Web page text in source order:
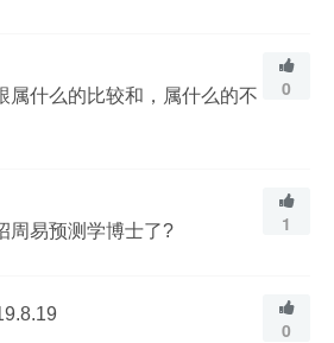
0
属什么的比较和，属什么的不
1
周易预测学博士了?
0